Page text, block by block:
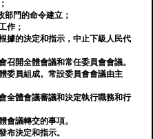
部門的命令建立；
作；
據的決定和指示，中止下級人民代
召開全體會議和常任委員會會議。
委員組成。常設委員會會議由主
全體會議審議和決定執行職務和行
會議轉交的事項。
布決定和指示。